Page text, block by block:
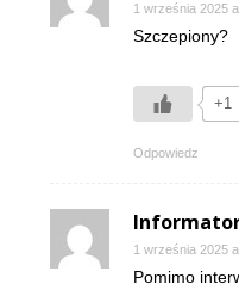
1 września 2025
Szczepiony?
+1
Odpowiedz
1 września 2025
Pomimo